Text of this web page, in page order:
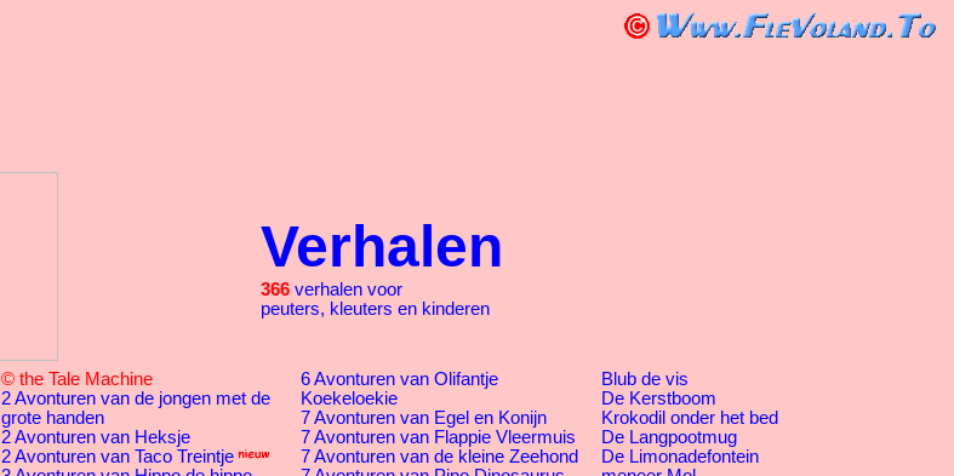
Verhalen
366 verhalen voor
peuters, kleuters en kinderen
© the Tale Machine
2 Avonturen van de jongen met de
grote handen
2 Avonturen van Heksje
2 Avonturen van Taco Treintje
6 Avonturen van Olifantje
Koekeloekie
7 Avonturen van Egel en Konijn
7 Avonturen van Flappie Vleermuis
7 Avonturen van de kleine Zeehond
Blub de vis
De Kerstboom
Krokodil onder het bed
De Langpootmug
De Limonadefontein